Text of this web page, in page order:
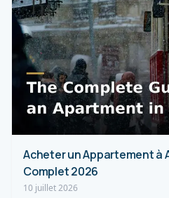
Acheter un Appartement à
Complet 2026
10 juillet 2026